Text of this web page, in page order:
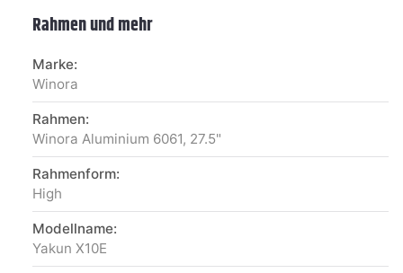
Rahmen und mehr
Marke:
Winora
Rahmen:
Winora Aluminium 6061, 27.5"
Rahmenform:
High
Modellname:
Yakun X10E